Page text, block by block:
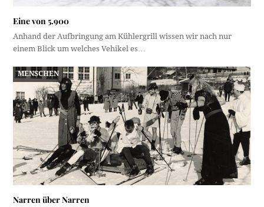
Eine von 5.900
Anhand der Aufbringung am Kühlergrill wissen wir nach nur
einem Blick um welches Vehikel es…
MENSCHEN
Narren über Narren